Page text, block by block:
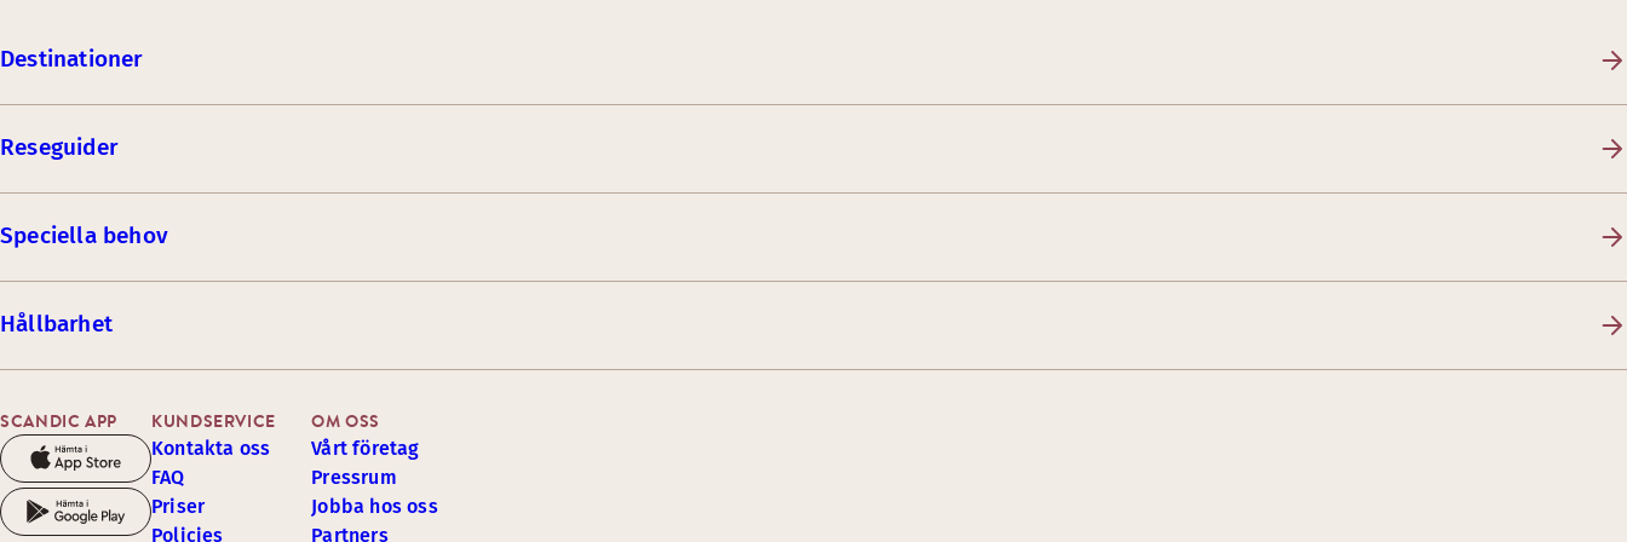
Destinationer
Reseguider
Speciella behov
Hållbarhet
SCANDIC APP KUNDSERVICE
Kontakta oss
FAQ
Priser
Policies
OM OSS
Vårt företag
Pressrum
Jobba hos oss
Partners